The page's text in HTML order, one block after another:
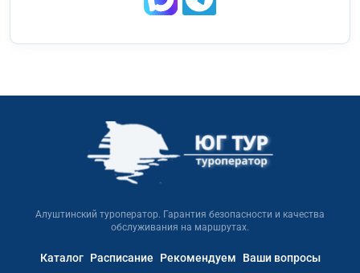
Алуштинский туроператор. Гарантия безопасности и качества
обслуживания на маршрутах.
Каталог Расписание Рекомендуем Ваши вопросы